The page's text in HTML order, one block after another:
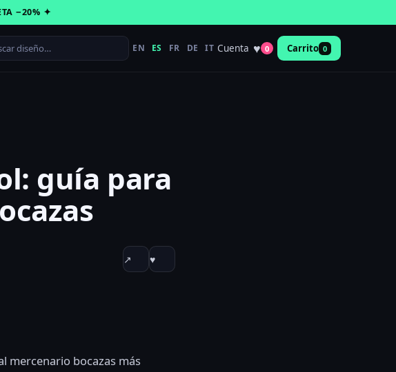
−20% ✦
EN ES FR DE IT Cuenta ♥ 0 Carrito 0
guía para
↗ ♥
mercenario bocazas más